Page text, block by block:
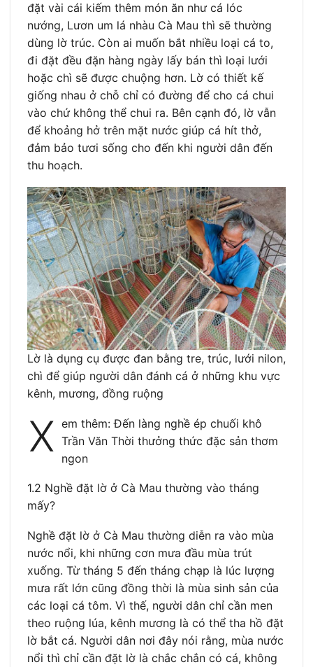
đặt vài cái kiếm thêm món ăn như cá lóc
nướng, Lươn um lá nhàu Cà Mau thì sẽ thường
dùng lờ trúc. Còn ai muốn bắt nhiều loại cá to,
đi đặt đều đặn hàng ngày lấy bán thì loại lưới
hoặc chì sẽ được chuộng hơn. Lờ có thiết kế
giống nhau ở chỗ chỉ có đường để cho cá chui
vào chứ không thể chui ra. Bên cạnh đó, lờ vẫn
để khoảng hở trên mặt nước giúp cá hít thở,
đảm bảo tươi sống cho đến khi người dân đến
thu hoạch.
Lờ là dụng cụ được đan bằng tre, trúc, lưới nilon,
chì để giúp người dân đánh cá ở những khu vực
kênh, mương, đồng ruộng
X em thêm: Đến làng nghề ép chuối khô
Trần Văn Thời thưởng thức đặc sản thơm
ngon
1.2 Nghề đặt lờ ở Cà Mau thường vào tháng
mấy?
Nghề đặt lờ ở Cà Mau thường diễn ra vào mùa
nước nổi, khi những cơn mưa đầu mùa trút
xuống. Từ tháng 5 đến tháng chạp là lúc lượng
mưa rất lớn cũng đồng thời là mùa sinh sản của
các loại cá tôm. Vì thế, người dân chỉ cần men
theo ruộng lúa, kênh mương là có thể tha hồ đặt
lờ bắt cá. Người dân nơi đây nói rằng, mùa nước
nổi thì chỉ cần đặt lờ là chắc chắn có cá, không